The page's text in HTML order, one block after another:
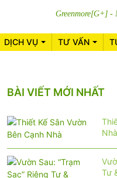
Greenmore[G+] -
DỊCH VỤ TƯ VẤN
BÀI VIẾT MỚI NHẤT
Nhà
Tư